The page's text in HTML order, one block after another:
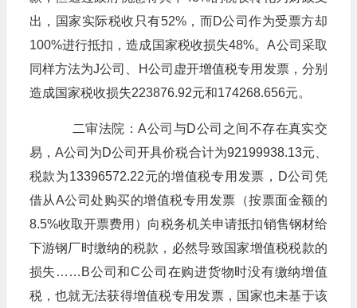
出，国家实际税收只有52%，而D公司作为受票方却
100%进行抵扣，造成国家税收损失48%。A公司采取
同样方法为J公司、H公司虚开增值税专用发票，分别
造成国家税收损失223876.92元和174268.656元。
二审法院：A公司与D公司之间不存在真实交
易，A公司为D公司开具价税合计为92199938.13元、
税款为13396572.22元的增值税专用发票，D公司凭
借从A公司处购买的增值税专用发票（按票面金额的
8.5%收取开票费用）向税务机关申请抵扣销售钢材给
下游钢厂时缴纳的税款，必然导致国家增值税税款的
损失……B公司和C公司在购进货物时没有缴纳增值
税，也就无法获得增值税专用发票，国家也未基于该